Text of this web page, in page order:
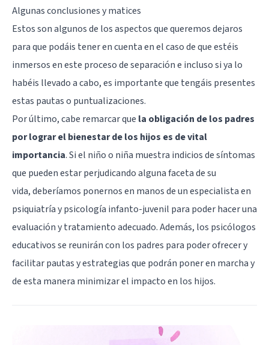
y
Trastornos
de
Estrés
Ofrecemos
psicológico
para
a
superar
traumáticas
y
mejorar
tu
calidad
de vida.
Tratamiento
de
Algunas conclusiones y matices
Estos son algunos de los aspectos que queremos dejaros
para que podáis tener en cuenta en el caso de que estéis
inmersos en este proceso de separacióne incluso si ya lo
habéis llevado a cabo, es importante que tengáis presentes
estas pautas o puntualizaciones.
Por último, cabe remarcar que la obligación de los padres
por lograr el bienestar de los hijos es de vital
importancia. Si el niño o niña muestra indicios de síntomas
que pueden estar perjudicando alguna faceta de su
vida, deberíamos ponernos en manos de un especialista en
psiquiatría y psicología infanto-juvenil para poder hacer una
evaluación y tratamiento adecuado. Además, los psicólogos
educativosse reunirán con los padres para poder ofrecer y
facilitar pautas y estrategias que podrán poner en marcha y
de esta manera minimizar el impacto en los hijos.